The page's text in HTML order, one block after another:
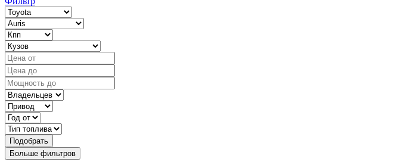
Подобрать
Больше фильтров